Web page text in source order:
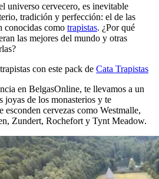
universo cervecero, es inevitable
tradición y perfección: el de las
conocidas como trapistas. ¿Por qué
las mejores del mundo y otras
con este pack de Cata Trapistas
en BelgasOnline, te llevamos a un
joyas de los monasterios y te
esconden cervezas como Westmalle,
Zundert, Rochefort y Tynt Meadow.